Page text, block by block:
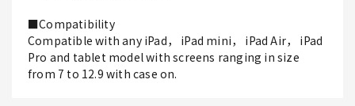
■Compatibility
Compatible with any iPad， iPad mini， iPad Air， iPad
Pro and tablet model with screens ranging in size
from 7 to 12.9 with case on.